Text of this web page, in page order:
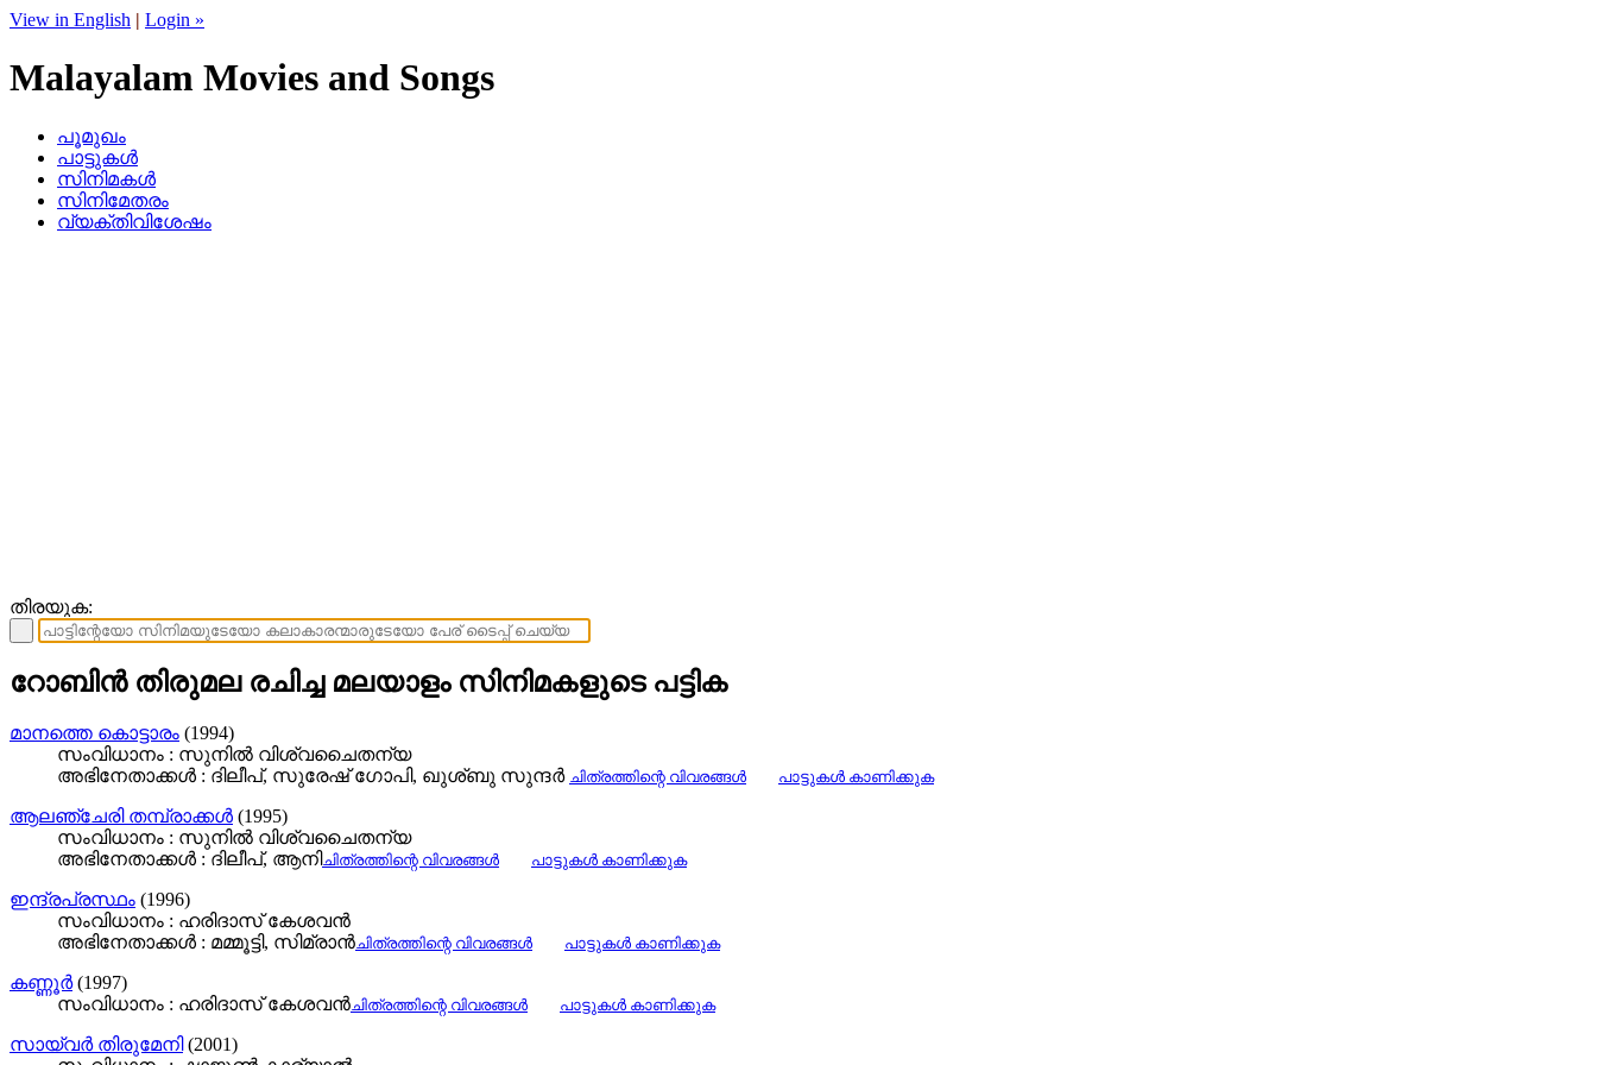
View in English | Login »
Malayalam Movies and Songs
പൂമുഖം
പാട്ടുകള്‍
സിനിമകള്‍
സിനിമേതരം
വ്യക്തിവിശേഷം
തിരയുക:
റോബിന്‍ തിരുമല രചിച്ച മലയാളം സിനിമകളുടെ പട്ടിക
മാനത്തെ കൊട്ടാരം (1994)
സംവിധാനം : സുനില്‍ വിശ്വചൈതന്യ
അഭിനേതാക്കള്‍ : ദിലീപ്, സുരേഷ്‌ ഗോപി, ഖുശ്‌ബു സുന്ദർ ചിത്രത്തിന്റെ വിവരങ്ങള്‍ പാട്ടുകള്‍ കാണിക്കുക
ആലഞ്ചേരി തമ്പ്രാക്കൾ (1995)
സംവിധാനം : സുനില്‍ വിശ്വചൈതന്യ
അഭിനേതാക്കള്‍ : ദിലീപ്, ആനി ചിത്രത്തിന്റെ വിവരങ്ങള്‍ പാട്ടുകള്‍ കാണിക്കുക
ഇന്ദ്രപ്രസ്ഥം (1996)
സംവിധാനം : ഹരിദാസ് കേശവൻ
അഭിനേതാക്കള്‍ : മമ്മൂട്ടി, സിമ്രാൻ ചിത്രത്തിന്റെ വിവരങ്ങള്‍ പാട്ടുകള്‍ കാണിക്കുക
കണ്ണൂർ(1997)
സംവിധാനം : ഹരിദാസ് കേശവൻ ചിത്രത്തിന്റെ വിവരങ്ങള്‍ പാട്ടുകള്‍ കാണിക്കുക
സായ്‌വര്‍ തിരുമേനി(2001)